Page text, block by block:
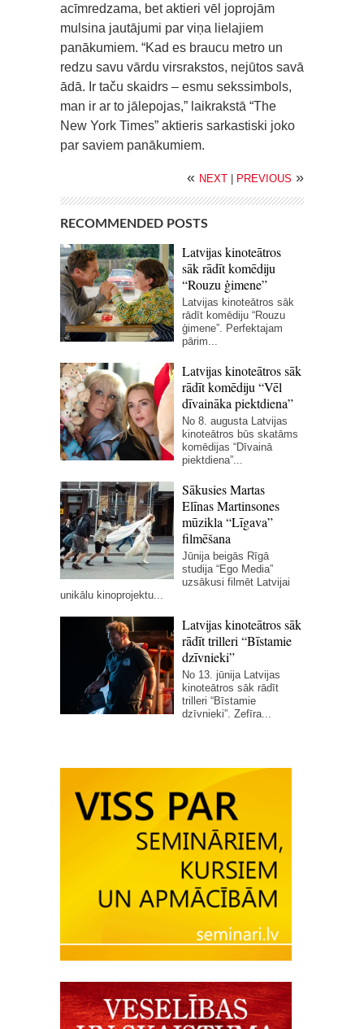
acīmredzama, bet aktieri vēl joprojām
mulsina jautājumi par viņa lielajiem
panākumiem. “Kad es braucu metro un
redzu savu vārdu virsrakstos, nejūtos savā
ādā. Ir taču skaidrs – esmu sekssimbols,
man ir ar to jālepojas,” laikrakstā “The
New York Times” aktieris sarkastiski joko
par saviem panākumiem.
« NEXT PREVIOUS »
RECOMMENDED POSTS
Latvijas kinoteātros
sāk rādīt komēdiju
“Rouzu ģimene”
Latvijas kinoteātros sāk
rādīt komēdiju “Rouzu
ģimene”. Perfektajam
pārim...
Latvijas kinoteātros sāk
rādīt komēdiju “Vēl
dīvaināka piektdiena”
No 8. augusta Latvijas
kinoteātros būs skatāms
komēdijas “Dīvainā
piektdiena”...
Sākusies Martas
Elīnas Martinsones
mūzikla “Līgava”
filmēšana
Jūnija beigās Rīgā
studija “Ego Media”
uzsākusi filmēt Latvijai
unikālu kinoprojektu...
Latvijas kinoteātros sāk
rādīt trilleri “Bīstamie
dzīvnieki”
No 13. jūnija Latvijas
kinoteātros sāk rādīt
trilleri “Bīstamie
dzīvnieki”. Zefīra...